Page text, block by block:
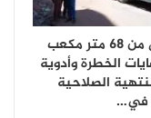
التخلص من 68 متر مكعب
الخطرة وأدوية
الصلاحية
في…